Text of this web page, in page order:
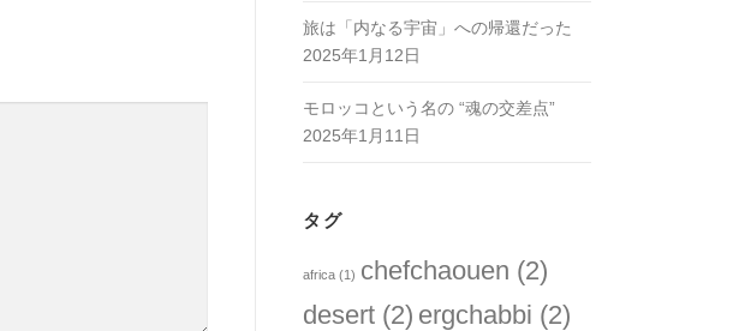
旅は「内なる宇宙」への帰還だった
2025年1月12日
モロッコという名の “魂の交差点”
2025年1月11日
タグ
africa (1) chefchaouen (2)
desert (2) ergchabbi (2)